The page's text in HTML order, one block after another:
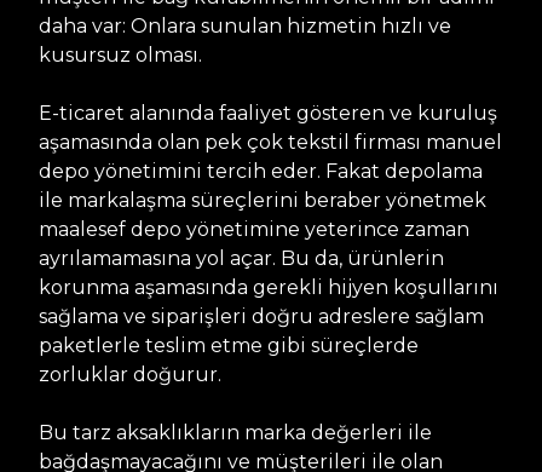
daha var: Onlara sunulan hizmetin hızlı ve
kusursuz olması.
E-ticaret alanında faaliyet gösteren ve kuruluş
aşamasında olan pek çok tekstil firması manuel
depo yönetimini tercih eder. Fakat depolama
ile markalaşma süreçlerini beraber yönetmek
maalesef depo yönetimine yeterince zaman
ayrılamamasına yol açar. Bu da, ürünlerin
korunma aşamasında gerekli hijyen koşullarını
sağlama ve siparişleri doğru adreslere sağlam
paketlerle teslim etme gibi süreçlerde
zorluklar doğurur.
Bu tarz aksaklıkların marka değerleri ile
bağdaşmayacağını ve müşterileri ile olan